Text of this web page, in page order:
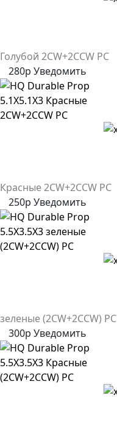
Голубой 2CW+2CCW PC
280р Уведомить
Красные 2CW+2CCW PC
250р Уведомить
зеленые (2CW+2CCW) PC
300р Уведомить